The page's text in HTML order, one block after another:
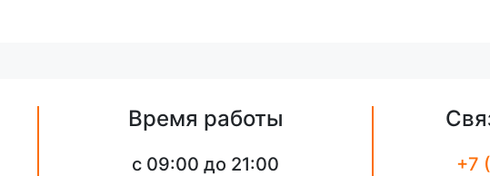
Время работы
c 09:00 до 21:00 +7